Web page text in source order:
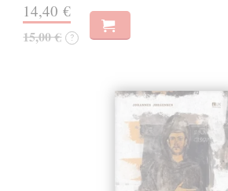
14,40 €
15,00 € ?